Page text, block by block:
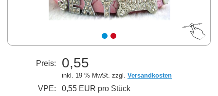
Preis: 0,55
inkl. 19 % MwSt. zzgl. Versandkosten
VPE:
0,55 EUR pro Stück